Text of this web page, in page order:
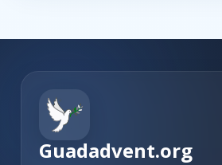
Guadadvent.org